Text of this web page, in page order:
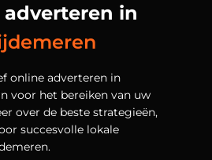
adverteren in
online adverteren in
voor het bereiken van uw
over de beste strategieën,
succesvolle lokale